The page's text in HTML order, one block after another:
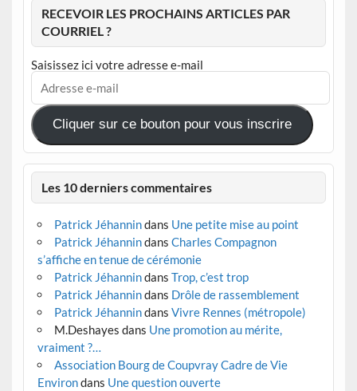
RECEVOIR LES PROCHAINS ARTICLES PAR
COURRIEL ?
Saisissez ici votre adresse e-mail
Adresse
mail
Cliquer sur ce bouton pour vous inscrire
Les 10 derniers commentaires
Patrick Jéhannindans Une petite mise au point
Patrick Jéhannindans Charles Compagnon
s’affiche en tenue de cérémonie
Patrick Jéhannindans Trop, c’est trop
Patrick Jéhannindans Drôle de rassemblement
Patrick Jéhannindans Vivre Rennes (métropole)
M.Deshayes dans Une promotion au mérite,
vraiment ?…
Association Bourg de Coupvray Cadre de Vie
Environdans Une question ouverte